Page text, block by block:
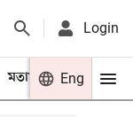
Login
মতামত খেলা
Eng